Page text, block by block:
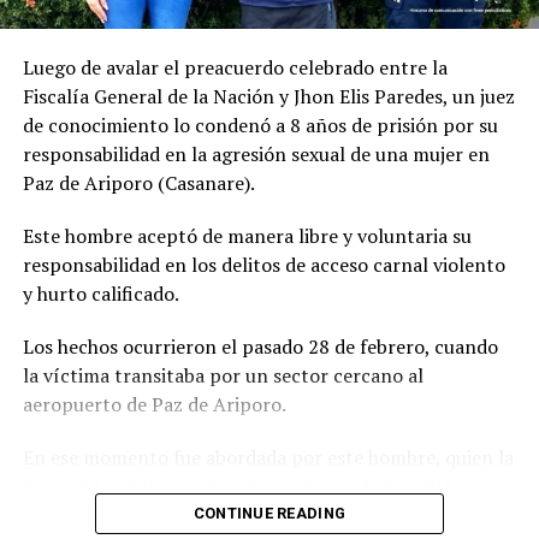
La pena privativa de la libertad señalada anteriormente
se aumentará hasta en la mitad cuando la parcelación,
urbanización o construcción de viviendas se efectúen en
terrenos o zonas de preservación ambiental y ecológica,
de reserva para la construcción de obras públicas, en
zonas rurales.
Por tal motivo se le reitera a la ciudadanía que no se
tipificadas en la Ley 1801 de 2016 “por medio de la cual
Luego de avalar el preacuerdo celebrado entre la
Fiscalía General de la Nación y Jhon Elis Paredes, un juez
de conocimiento lo condenó a 8 años de prisión por su
responsabilidad en la agresión sexual de una mujer en
Paz de Ariporo (Casanare).
Este hombre aceptó de manera libre y voluntaria su
responsabilidad en los delitos de acceso carnal violento
y hurto calificado.
Los hechos ocurrieron el pasado 28 de febrero, cuando
la víctima transitaba por un sector cercano al
aeropuerto de Paz de Ariporo.
sexualmente y se apoderó de su teléfono celular.
CONTINUE READING